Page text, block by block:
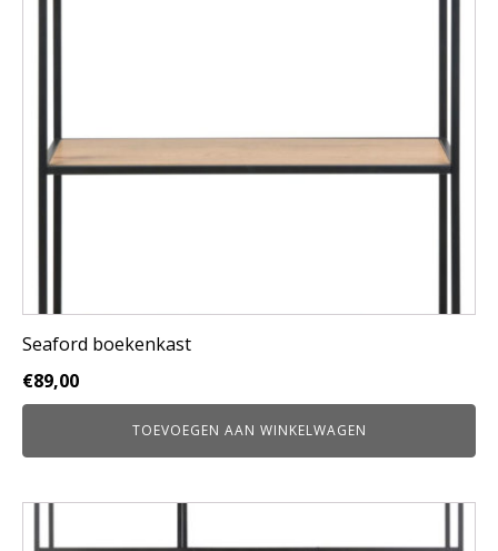
Seaford boekenkast
€89,00
TOEVOEGEN AAN WINKELWAGEN